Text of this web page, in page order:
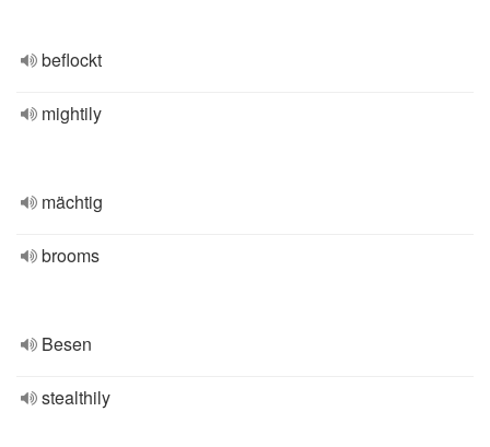
beflockt
mightily
mächtig
brooms
Besen
stealthily